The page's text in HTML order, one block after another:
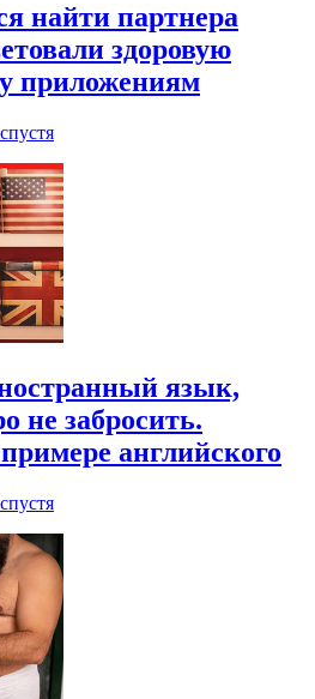
найти партнера
здоровую
приложениям
язык,
не забросить.
английского